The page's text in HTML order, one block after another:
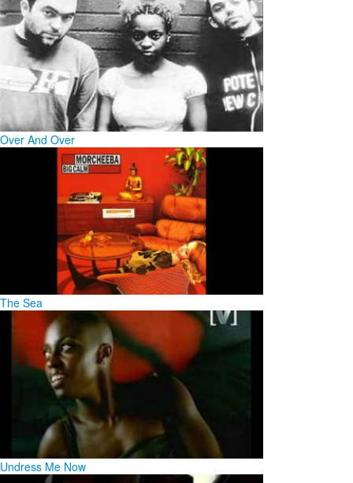
Over And Over
The Sea
Undress Me Now